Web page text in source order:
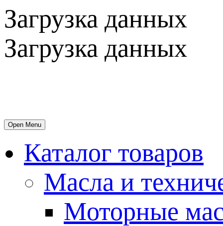
Загрузка данных
Загрузка данных
Open Menu
Каталог товаров
Масла и
Mоторные